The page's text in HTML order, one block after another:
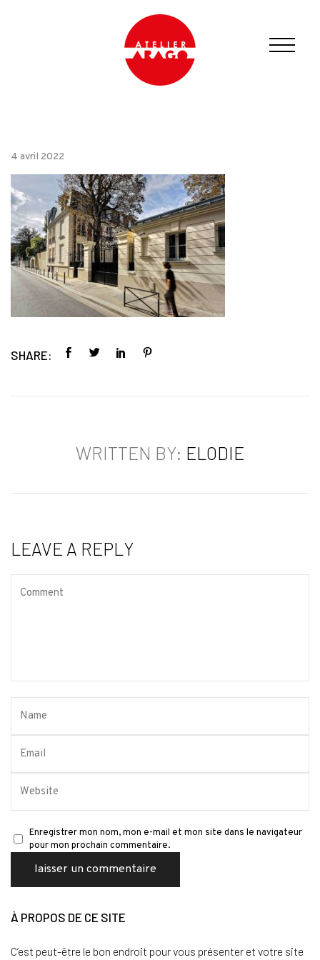
4 avril 2022
SHARE:
WRITTEN BY: ELODIE
LEAVE A REPLY
Enregistrer mon nom, mon e-mail et mon site dans le navigateur
pour mon prochain commentaire.
À PROPOS DE CE SITE
C’est peut-être le bon endroit pour vous présenter et votre site